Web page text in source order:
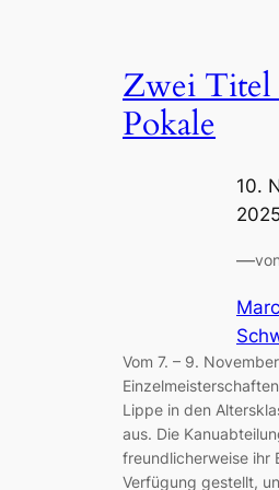
Zwei Titel
Pokale
10.
—von
Vom 7. – 9.
Lippe in den
aus. Die
freundlicherweise ihr
Verfügung gestellt,